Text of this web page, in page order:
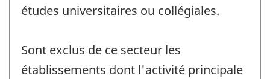
études universitaires ou collégiales.
Sont exclus de ce secteur les
établissements dont l'activité principale